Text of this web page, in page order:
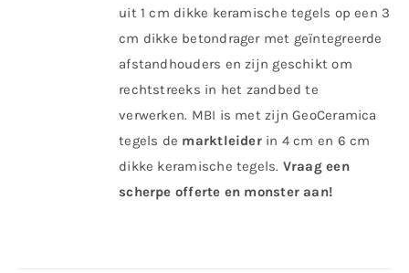
uit 1 cm dikke keramische tegels op een 3
cm dikke betondrager met geïntegreerde
afstandhouders en zijn geschikt om
rechtstreeks in het zandbed te
verwerken. MBI is met zijn GeoCeramica
tegels de marktleiderin 4 cm en 6 cm
dikke keramische tegels. Vraag een
scherpe offerte en monster aan!